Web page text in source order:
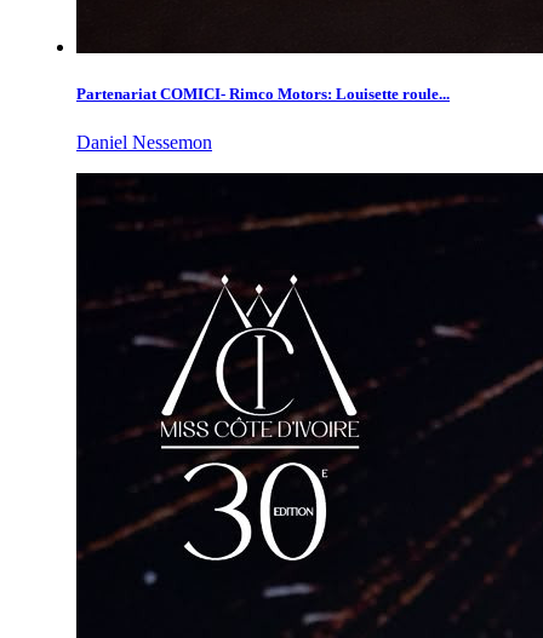
Partenariat COMICI- Rimco Motors: Louisette roule...
Daniel Nessemon